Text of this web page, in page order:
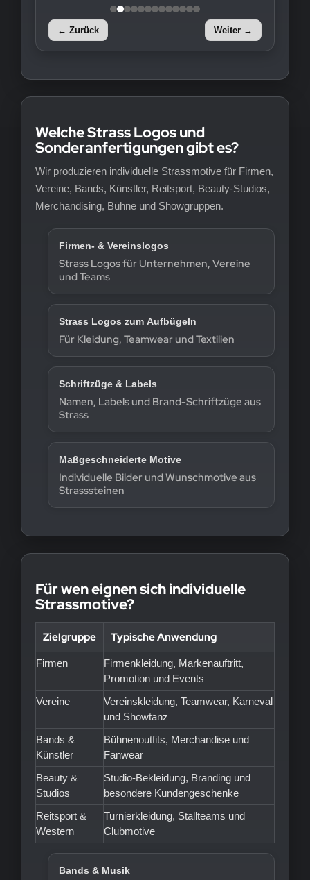
← Zurück Weiter →
Welche Strass Logos und
Sonderanfertigungen gibt es?
Wir produzieren individuelle Strassmotive für Firmen,
Vereine, Bands, Künstler, Reitsport, Beauty-Studios,
Merchandising, Bühne und Showgruppen.
Firmen- & Vereinslogos
Strass Logos für Unternehmen, Vereine
und Teams
Strass Logos zum Aufbügeln
Für Kleidung, Teamwear und Textilien
Schriftzüge & Labels
Namen, Labels und Brand-Schriftzüge aus
Strass
Maßgeschneiderte Motive
Individuelle Bilder und Wunschmotive aus
Strasssteinen
Für wen eignen sich individuelle
Strassmotive?
Zielgruppe Typische Anwendung
Firmen
Firmenkleidung, Markenauftritt,
Promotion und Events
Vereine
Vereinskleidung, Teamwear, Karneval
und Showtanz
Bands &
Künstler
Bühnenoutfits, Merchandise und
Fanwear
Beauty &
Studios
Studio-Bekleidung, Branding und
besondere Kundengeschenke
Reitsport &
Western
Turnierkleidung, Stallteams und
Clubmotive
Bands & Musik